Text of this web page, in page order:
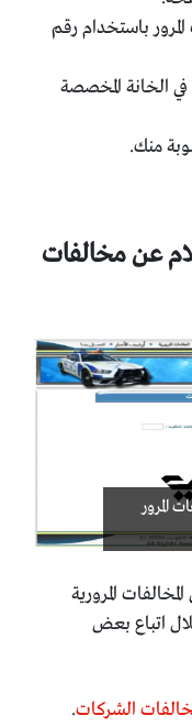
باستخدام رقم
الخانة المخصصة
منك.
عن مخالفات
المرور
المرورية
اتباع بعض
الشركات.